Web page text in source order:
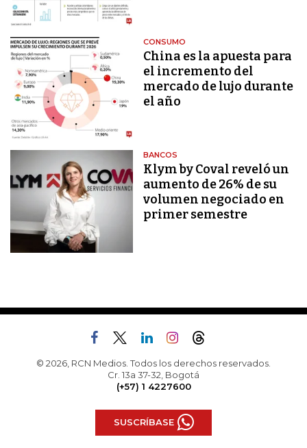
CONSUMO
China es la apuesta para
el incremento del
mercado de lujo durante
el año
BANCOS
Klym by Coval reveló un
aumento de 26% de su
volumen negociado en
primer semestre
© 2026, RCN Medios. Todos los derechos reservados.
Cr. 13a 37-32, Bogotá
(+57) 1 4227600
SUSCRÍBASE